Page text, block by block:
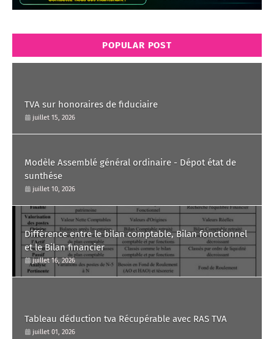
POPULAR POST
TVA sur honoraires de fiduciaire
juillet 15, 2026
Modèle Assemblé général ordinaire - Dépot état de
sunthése
juillet 10, 2026
Différence entre le bilan comptable, Bilan fonctionnel
et le Bilan financier
juillet 16, 2026
Tableau déduction tva Récupérable avec RAS TVA
juillet 01, 2026